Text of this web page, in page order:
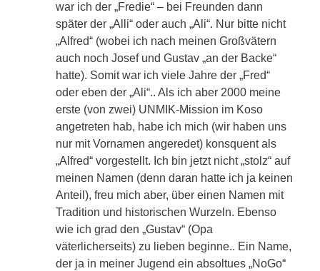
war ich der „Fredie“ – bei Freunden dann
später der „Alli“ oder auch „Ali“. Nur bitte nicht
„Alfred“ (wobei ich nach meinen Großvätern
auch noch Josef und Gustav „an der Backe“
hatte). Somit war ich viele Jahre der „Fred“
oder eben der „Ali“.. Als ich aber 2000 meine
erste (von zwei) UNMIK-Mission im Koso
angetreten hab, habe ich mich (wir haben uns
nur mit Vornamen angeredet) konsquent als
„Alfred“ vorgestellt. Ich bin jetzt nicht „stolz“ auf
meinen Namen (denn daran hatte ich ja keinen
Anteil), freu mich aber, über einen Namen mit
Tradition und historischen Wurzeln. Ebenso
wie ich grad den „Gustav“ (Opa
väterlicherseits) zu lieben beginne.. Ein Name,
der ja in meiner Jugend ein absoltues „NoGo“